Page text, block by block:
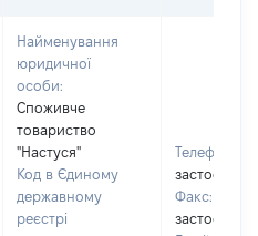
Найменування
юридичної
особи:
Споживче
товариство
"Настуся"
Код в Єдиному
державному
реєстрі
Телефон:
Факс: